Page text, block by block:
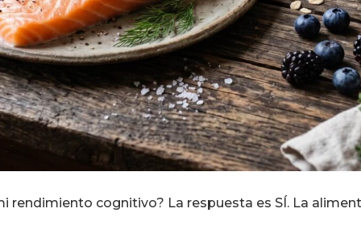
rendimiento cognitivo? La respuesta es SÍ. La